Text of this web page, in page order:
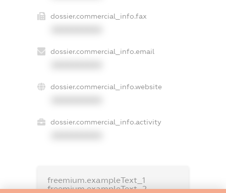
dossier.commercial_info.fax
dossier.commercial_info.email
dossier.commercial_info.website
dossier.commercial_info.activity
freemium.exampleText_1
freemium.exampleText_2